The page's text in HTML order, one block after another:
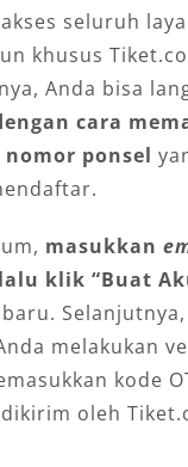
seluruh
khusus
Anda bisa
cara
ponsel
masukkan
klik “Buat
melakukan
kode
oleh